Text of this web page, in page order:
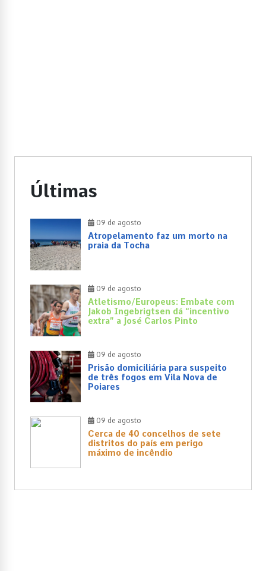
Últimas
09 de agosto
Atropelamento faz um morto na
praia da Tocha
09 de agosto
Atletismo/Europeus: Embate com
Jakob Ingebrigtsen dá “incentivo
extra” a José Carlos Pinto
09 de agosto
Prisão domiciliária para suspeito
de três fogos em Vila Nova de
Poiares
09 de agosto
Cerca de 40 concelhos de sete
distritos do país em perigo
máximo de incêndio